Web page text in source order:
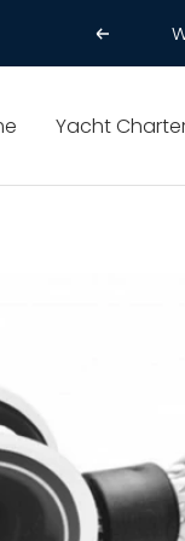
Zurück
Yacht